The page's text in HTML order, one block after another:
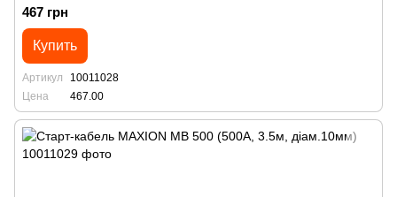
467 грн
Купить
Артикул
10011028
Цена
467.00